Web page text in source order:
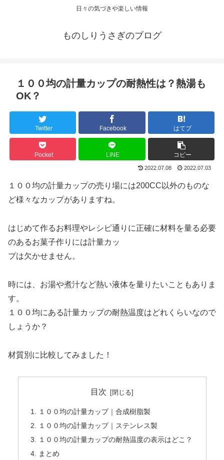
日々の気づきや楽しい情報
ものしりうさぎのブログ
１００均の計量カップの耐熱性は？熱湯も
OK？
Twitter Facebook はてブ
Pocket LINE コピー
2022.07.08 2022.07.03
１００均の計量カップの売り場には200CC以外のものな
ど様々なカップがありますね。
はじめて作るお料理やレシピ通りに正確に材料を量る必要
のあるお菓子作りには計量カッ
プは欠かせません。
時には、お湯や煮汁など熱い液体を量りたいこともありま
す。
１００均にある計量カップの耐熱温度はどれくらいなので
しょうか？
材質別に比較してみました！
目次
１００均の計量カップ｜合成樹脂製
１００均の計量カップ｜ステンレス製
１００均の計量カップの耐熱温度の表示はどこ？
まとめ